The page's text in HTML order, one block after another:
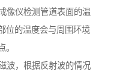
像仪检测管道表面的温
位的温度会与周围环境
波，根据反射波的情况